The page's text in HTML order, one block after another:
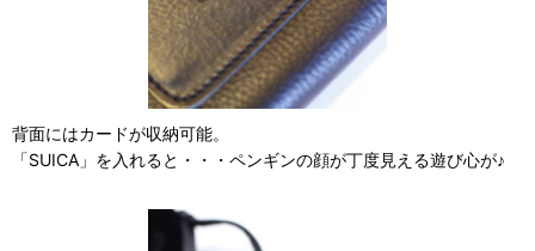
背面にはカードが収納可能。
「SUICA」を入れると・・・ペンギンの顔が丁度見える遊び心が♪